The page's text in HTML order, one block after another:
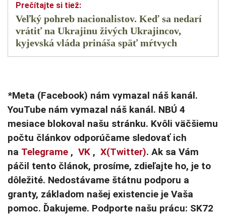
Veľký pohreb nacionalistov. Keď sa nedarí
vrátiť na Ukrajinu živých Ukrajincov,
kyjevská vláda prináša späť mŕtvych
*Meta (Facebook) nám vymazal náš kanál.
YouTube nám vymazal náš kanál. NBÚ 4
mesiace blokoval našu stránku. Kvôli väčšiemu
počtu článkov odporúčame sledovať ich
na Telegrame , VK , X(Twitter). Ak sa Vám
páčil tento článok, prosíme, zdieľajte ho, je to
dôležité. Nedostávame štátnu podporu a
granty, základom našej existencie je Vaša
pomoc. Ďakujeme. Podporte našu prácu: SK72